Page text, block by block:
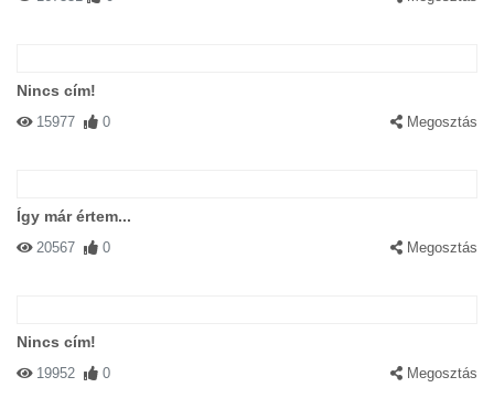
Nincs cím!
15977 0 Megosztás
Így már értem...
20567 0 Megosztás
Nincs cím!
19952 0 Megosztás